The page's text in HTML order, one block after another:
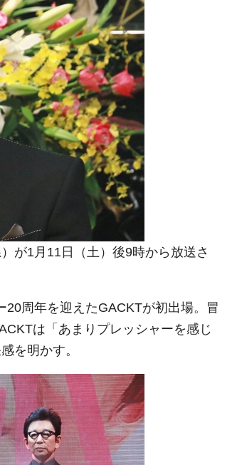
が1月11日（土）後9時から放送さ
周年を迎えたGACKTが初出場。冒
は「あまりプレッシャーを感じ
を明かす。